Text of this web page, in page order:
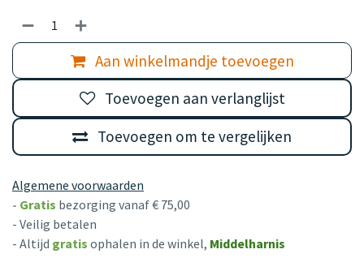
Aan winkelmandje toevoegen
Toevoegen om te vergelijken
Toevoegen aan verlanglijst
Algemene voorwaarden
- Gratis bezorging vanaf € 75,00
- Veilig betalen
- Altijd gratis ophalen in de winkel, Middelharnis